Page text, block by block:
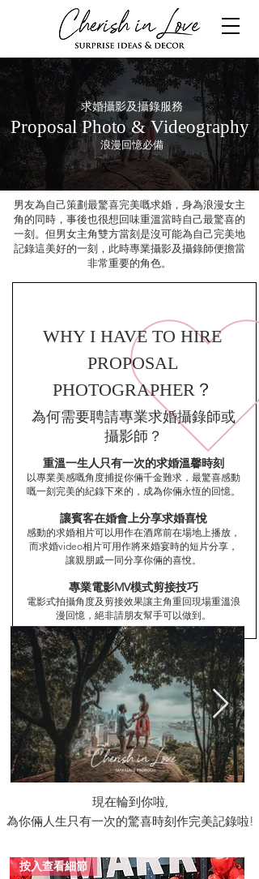
求婚攝影及攝錄服務
Proposal Photo & Videography
浪漫回憶必備
男友為自己策劃最驚喜完美嘅求婚，身為浪漫女主
角的同時，事後也很想回味重溫當時自己最驚喜的
一刻。但男女主角雙方當刻是沒可能為自己完美地
記錄這美好的一刻，此時專業攝影及攝錄師便擔當
非常重要的角色。
WHY I HAVE TO HIRE
PROPOSAL
PHOTOGRAPHER？
為何需要聘請專業求婚攝錄師或
攝影師？
重溫一生人只有一次的求婚溫馨時刻
以專業美感嘅角度捕捉你倆千金難求，最驚喜感動
嘅一刻完美的紀錄下來的，成為你倆永恆的回憶。
讓賓客在婚會上分享求婚喜悅
感動的求婚相片可以用作在酒席前在場地上播放，
而求婚video相片可用作將來婚宴時的短片分享，
讓親朋戚一同分享你倆的喜悅。
專業電影MV模式剪接技巧
電影式拍攝角度及剪接效果讓主角重回現場重溫浪
漫回憶，絕非請朋友幫手可以做到。
現在輪到你啦,
為你倆人生只有一次的驚喜時刻作完美記錄啦!
按入查看細節